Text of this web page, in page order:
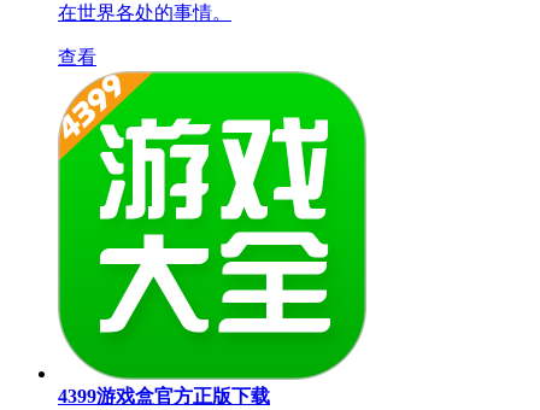
在世界各处的事情。
查看
4399游戏盒官方正版下载